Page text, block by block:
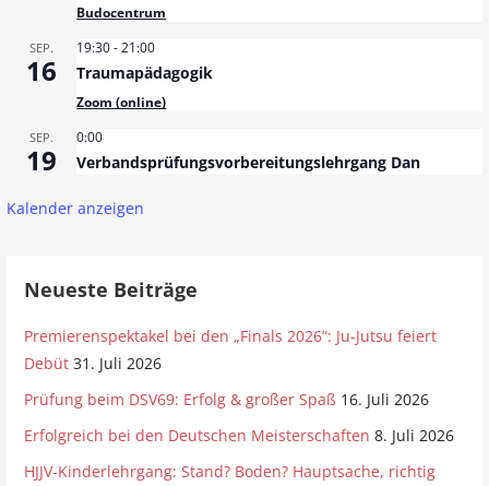
Budocentrum
SEP.
16
19:30-21:00
Traumapädagogik
Zoom (online)
SEP.
19
0:00
Verbandsprüfungsvorbereitungslehrgang Dan
Kalender anzeigen
Neueste Beiträge
Premierenspektakel bei den „Finals 2026“: Ju-Jutsu feiert
Debüt 31. Juli 2026
Prüfung beim DSV69: Erfolg & großer Spaß 16. Juli 2026
Erfolgreich bei den Deutschen Meisterschaften 8. Juli 2026
HJJV-Kinderlehrgang: Stand? Boden? Hauptsache, richtig